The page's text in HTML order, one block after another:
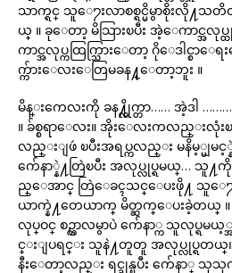
သာက္ရင္ သူေ႒းလာစစ္ရင္မိမွာစိုးလို႔သ
ယ္ ။ ခုေတာ့ မိသြားၿပီး အဲ့ေကာင္အ
ကာင္အလုပ္ကထြက္သြားေတာ့ ဂိုေဒါင္စ
က္က်ားေလးေတြမခန႔္ေတာ့ဘူး ။
မိန္းကေလးကို ခန႔္လိုက္တာ…… အဲ့ဒါ
။ ခ်စ္စရာေလး။ အိုးေလးကလည္းလုံး
လည္းျဖဴ ၿပီးအရပ္ကလည္း မနိမ့္မျမ
က်ေနာ္နဲ႔တြဲၿပီး အလုပ္လုပ္ရမယ္… သူ႔
ည္ေအာင္ တြဲေခၚသင္ေပးဖို႔ သူေ
ယာက္နဲ႔တေယာက္ မိတ္ဆက္ေပးခဲ့တယ္ ။
လုပ္ဝင္ စဥ္ကာလမွာပဲ က်ေနာ္က သူလုပ္ရ
င္းျပရင္း သူနဲ႔တူတူ အလုပ္လုပ္ရတ
နီးေတာ့လည္း ရင္ခုန္ၿပီး က်ေနာ္ သုသု